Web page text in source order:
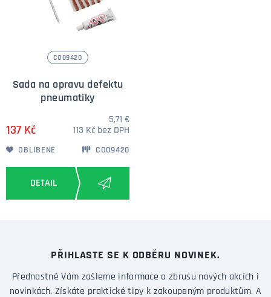
CO09420
Sada na opravu defektu
pneumatiky
137 Kč
5,71 €
113 Kč bez DPH
OBLÍBENÉ CO09420
PŘIHLASTE SE K ODBĚRU NOVINEK.
Přednostně Vám zašleme informace o zbrusu nových akcích i
novinkách. Získáte praktické tipy k zakoupeným produktům. A